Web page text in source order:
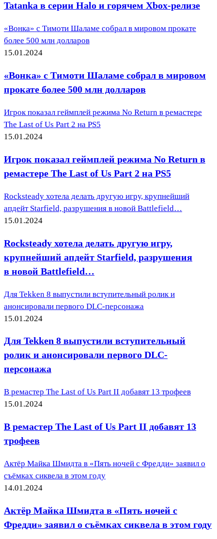
Tatanka в серии Halo и горячем Xbox-релизе
«Вонка» с Тимоти Шаламе собрал в мировом прокате
более 500 млн долларов
15.01.2024
«Вонка» с Тимоти Шаламе собрал в мировом
прокате более 500 млн долларов
Игрок показал геймплей режима No Return в ремастере
The Last of Us Part 2 на PS5
15.01.2024
Игрок показал геймплей режима No Return в
ремастере The Last of Us Part 2 на PS5
Rocksteady хотела делать другую игру, крупнейший
апдейт Starfield, разрушения в новой Battlefield…
15.01.2024
Rocksteady хотела делать другую игру,
крупнейший апдейт Starfield, разрушения
в новой Battlefield…
Для Tekken 8 выпустили вступительный ролик и
анонсировали первого DLC-персонажа
15.01.2024
Для Tekken 8 выпустили вступительный
ролик и анонсировали первого DLC-
персонажа
В ремастер The Last of Us Part II добавят 13 трофеев
15.01.2024
В ремастер The Last of Us Part II добавят 13
трофеев
Актёр Майка Шмидта в «Пять ночей с Фредди» заявил о
съёмках сиквела в этом году
14.01.2024
Актёр Майка Шмидта в «Пять ночей с
Фредди» заявил о съёмках сиквела в этом году